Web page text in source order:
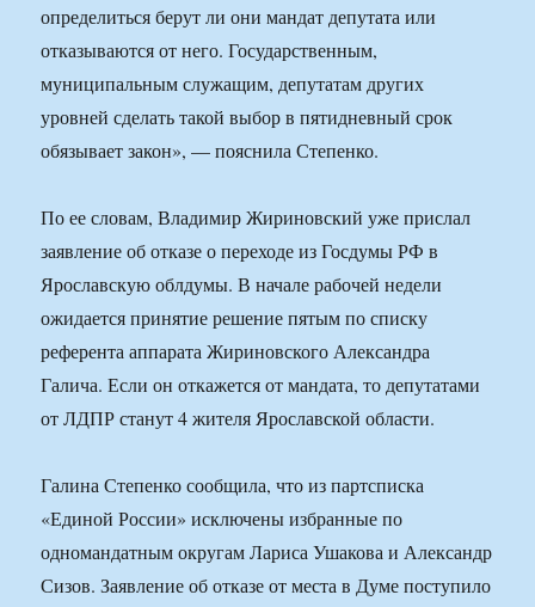
определиться берут ли они мандат депутата или
отказываются от него. Государственным,
муниципальным служащим, депутатам других
уровней сделать такой выбор в пятидневный срок
обязывает закон», — пояснила Степенко.
По ее словам, Владимир Жириновский уже прислал
заявление об отказе о переходе из Госдумы РФ в
Ярославскую облдумы. В начале рабочей недели
ожидается принятие решение пятым по списку
референта аппарата Жириновского Александра
Галича. Если он откажется от мандата, то депутатами
от ЛДПР станут 4 жителя Ярославской области.
Галина Степенко сообщила, что из партсписка
«Единой России» исключены избранные по
одномандатным округам Лариса Ушакова и Александр
Сизов. Заявление об отказе от места в Думе поступило